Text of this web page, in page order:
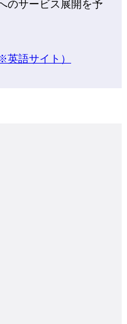
のサービス展開を予
語サイト）